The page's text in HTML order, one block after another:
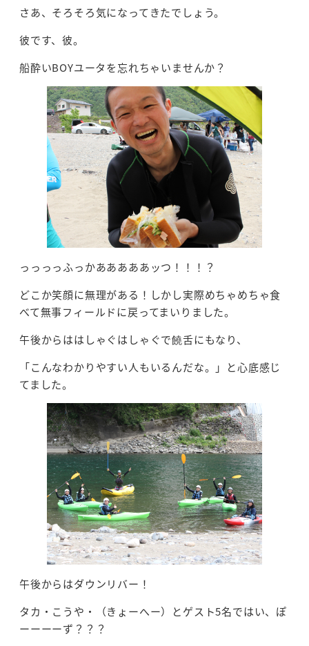
さあ、そろそろ気になってきたでしょう。
彼です、彼。
船酔いBOYユータを忘れちゃいませんか？
っっっっふっかあああああッつ！！！？
どこか笑顔に無理がある！しかし実際めちゃめちゃ食
べて無事フィールドに戻ってまいりました。
午後からははしゃぐはしゃぐで饒舌にもなり、
「こんなわかりやすい人もいるんだな。」と心底感じ
てました。
午後からはダウンリバー！
タカ・こうや・（きょーへー）とゲスト5名ではい、ぽ
ーーーーず？？？